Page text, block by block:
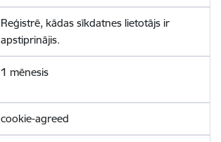
Reģistrē, kādas sīkdatnes lietotājs ir
apstiprinājis.
1 mēnesis
cookie-agreed